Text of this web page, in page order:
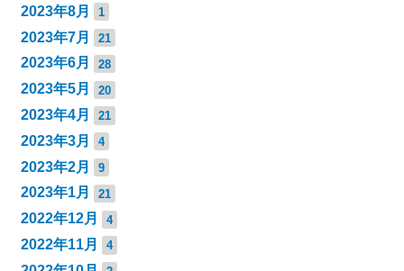
2023年8月 1
2023年7月 21
2023年6月 28
2023年5月 20
2023年4月 21
2023年3月 4
2023年2月 9
2023年1月 21
2022年12月 4
2022年11月 4